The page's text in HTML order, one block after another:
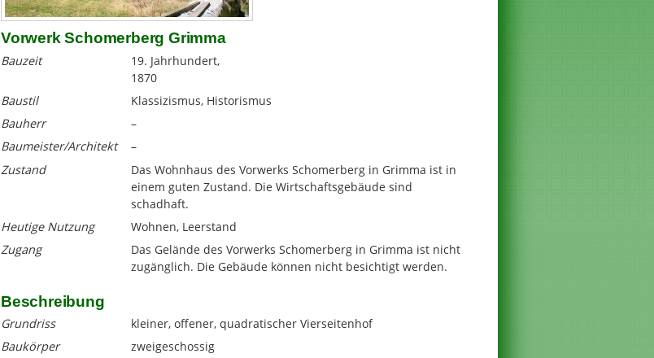
Vorwerk Schomerberg Grimma
Bauzeit
19. Jahrhundert,
1870
Baustil
Klassizismus, Historismus
Bauherr
–
Baumeister/Architekt
–
Zustand
Das Wohnhaus des Vorwerks Schomerberg in Grimma ist in
einem guten Zustand. Die Wirtschaftsgebäude sind
schadhaft.
Heutige Nutzung
Wohnen, Leerstand
Zugang
Das Gelände des Vorwerks Schomerberg in Grimma ist nicht
zugänglich. Die Gebäude können nicht besichtigt werden.
Beschreibung
Grundriss
kleiner, offener, quadratischer Vierseitenhof
Baukörper
zweigeschossig